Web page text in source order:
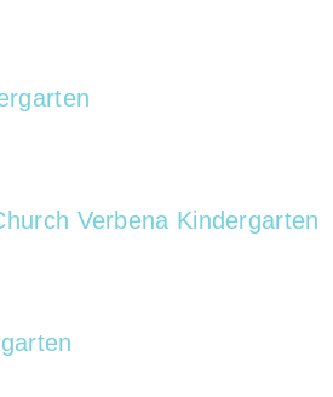
Verbena Kindergarten